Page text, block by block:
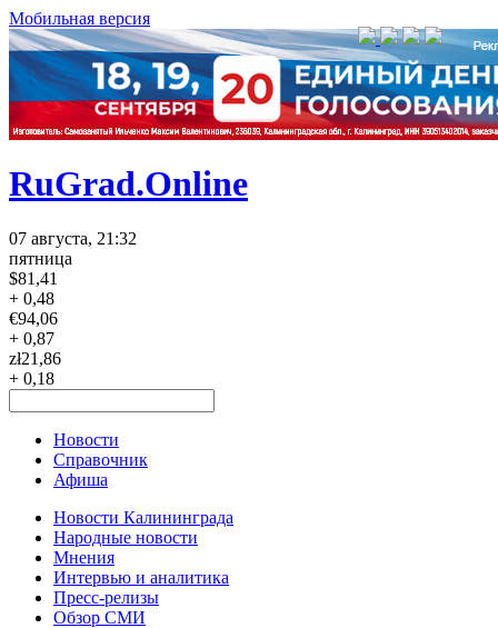
Мобильная версия
RuGrad.Online
07 августа, 21:32
пятница
$81,41
+ 0,48
€94,06
+ 0,87
zł21,86
+ 0,18
Новости
Справочник
Афиша
Новости Калининграда
Народные новости
Мнения
Интервью и аналитика
Пресс-релизы
Обзор СМИ